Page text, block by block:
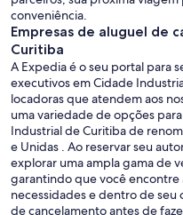
conveniência.
Empresas de aluguel de
Curitiba
A Expedia é o seu portal para
executivos em Cidade
locadoras que atendem aos
uma variedade de opções
Industrial de Curitiba de
e Unidas . Ao reservar seu
explorar uma ampla gama de
garantindo que você encontre
necessidades e dentro de seu
de cancelamento antes de